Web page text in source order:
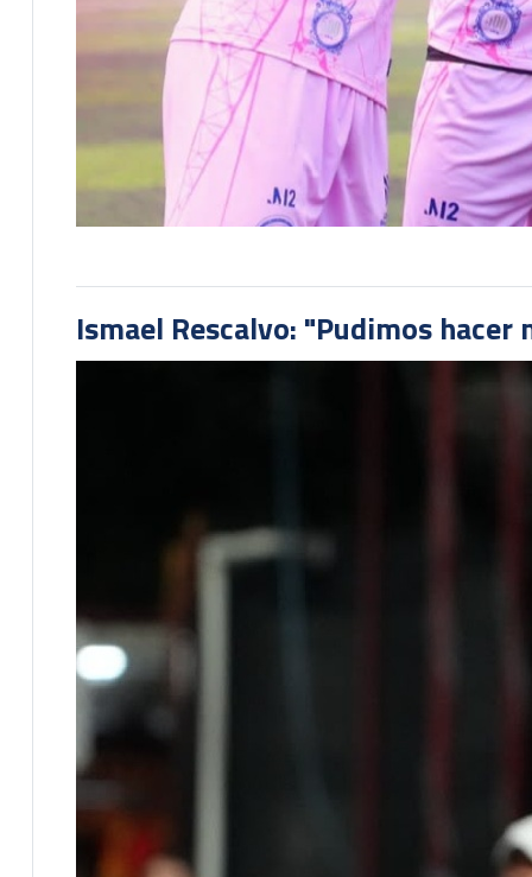
Ismael Rescalvo: "Pudimos